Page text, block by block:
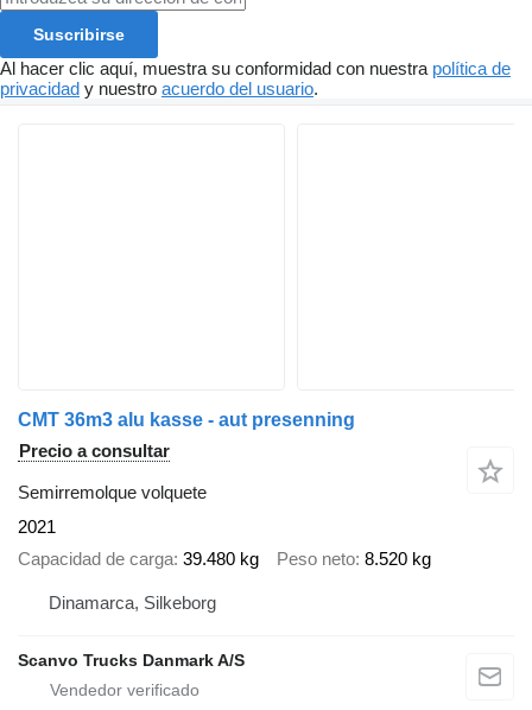
Suscribirse
Al hacer clic aquí, muestra su conformidad con nuestra política de
privacidad y nuestro acuerdo del usuario.
CMT 36m3 alu kasse - aut presenning
Precio a consultar
Semirremolque volquete
2021
Capacidad de carga 39.480 kg Peso neto 8.520 kg
Dinamarca, Silkeborg
Scanvo Trucks Danmark A/S